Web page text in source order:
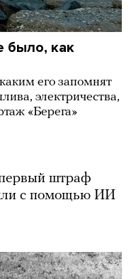
было, как
его запомнят
электричества,
«Берега»
штраф
с помощью ИИ